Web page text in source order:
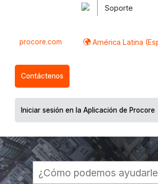
Soporte
procore.com América Latina
Contáctenos
Iniciar sesión en la Aplicación de Procore